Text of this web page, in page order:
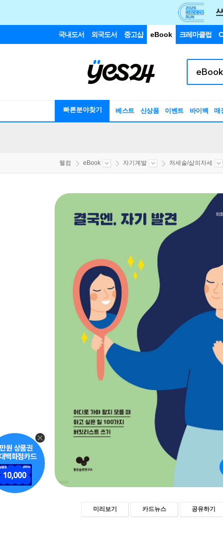
국내도서 외국도서 중고샵 eBook 크레마클럽
빠른분야찾기 베스트 신상품 이벤트 바이백 매
웰컴 eBook 자기계발 처세술/삶의자세
미리보기 카드뉴스 공유하기